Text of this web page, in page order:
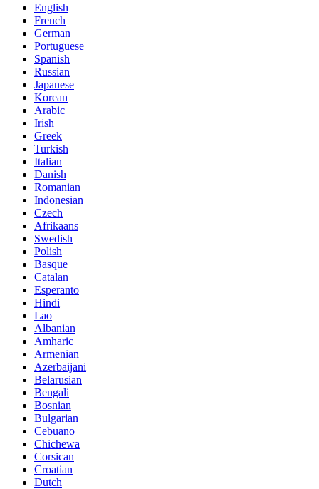
English
French
German
Portuguese
Spanish
Russian
Japanese
Korean
Arabic
Irish
Greek
Turkish
Italian
Danish
Romanian
Indonesian
Czech
Afrikaans
Swedish
Polish
Basque
Catalan
Esperanto
Hindi
Lao
Albanian
Amharic
Armenian
Azerbaijani
Belarusian
Bengali
Bosnian
Bulgarian
Cebuano
Chichewa
Corsican
Croatian
Dutch